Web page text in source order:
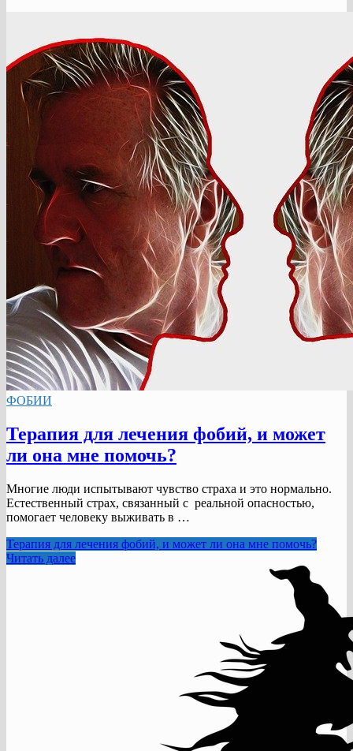
ФОБИИ
Терапия для лечения фобий, и может
ли она мне помочь?
Многие люди испытывают чувство страха и это нормально.
Естественный страх, связанный с реальной опасностью,
помогает человеку выживать в …
Терапия для лечения фобий, и может ли она мне помочь?
Читать далее